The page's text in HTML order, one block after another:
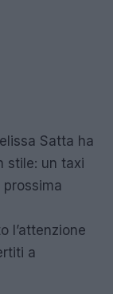
Satta ha
stile: un taxi
prossima
l’attenzione
a